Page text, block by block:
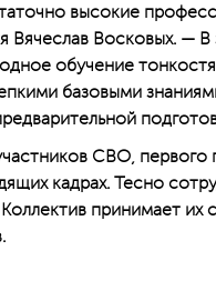
высокие
Вячеслав Восковых. —
обучение
базовыми
СВО, первого
кадрах. Тесно
принимает